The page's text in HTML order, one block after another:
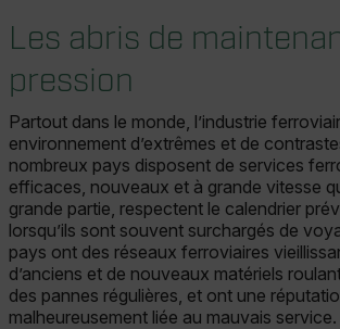
Les abris de
pression
Partout dans le monde, l’industrie
environnement d’extrêmes et de
nombreux pays disposent de services
efficaces, nouveaux et à grande vitesse
grande partie, respectent le calendrier
lorsqu’ils sont souvent surchargés de
pays ont des réseaux ferroviaires
d’anciens et de nouveaux matériels
des pannes régulières, et ont une
malheureusement liée au mauvais service.